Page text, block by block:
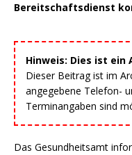
Bereitschaftsdienst
Hinweis: Dies ist ein
Dieser Beitrag ist im
angegebene Telefon-
Terminangaben sind
Das Gesundheitsamt